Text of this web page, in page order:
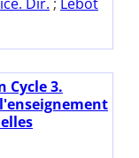
Cycle 3.